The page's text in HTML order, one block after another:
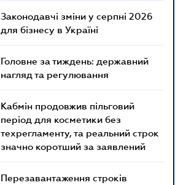
Законодавчі зміни у серпні 2026
для бізнесу в Україні
Головне за тиждень: державний
нагляд та регулювання
Кабмін продовжив пільговий
період для косметики без
техрегламенту, та реальний строк
значно коротший за заявлений
Перезавантаження строків